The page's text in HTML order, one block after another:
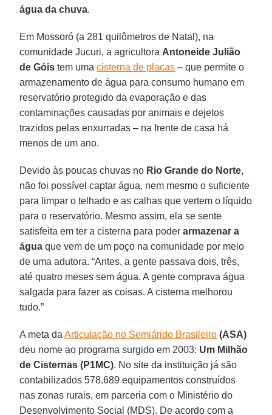
água da chuva.
Em Mossoró (a 281 quilômetros de Natal), na
comunidade Jucuri, a agricultora Antoneide Julião
de Góis tem umacisterna de placas – que permite o
armazenamento de água para consumo humano em
reservatório protegido da evaporação e das
contaminações causadas por animais e dejetos
trazidos pelas enxurradas – na frente de casa há
menos de um ano.
Devido às poucas chuvas no Rio Grande do Norte,
não foi possível captar água, nem mesmo o suficiente
para limpar o telhado e as calhas que vertem o líquido
para o reservatório. Mesmo assim, ela se sente
satisfeita em ter a cisterna para poderarmazenar a
água que vem de um poço na comunidade por meio
de uma adutora. “Antes, a gente passava dois, três,
até quatro meses sem água. A gente comprava água
salgada para fazer as coisas. A cisterna melhorou
tudo.”
A meta daArticulação no Semiárido Brasileiro (ASA)
deu nome ao programa surgido em 2003: Um Milhão
de Cisternas (P1MC). No site da instituição já são
contabilizados 578.689 equipamentos construídos
nas zonas rurais, em parceria com o Ministério do
Desenvolvimento Social (MDS). De acordo com a